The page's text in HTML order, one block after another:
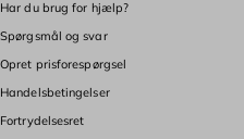
Har du brug for hjælp?
Spørgsmål og svar
Opret prisforespørgsel
Handelsbetingelser
Fortrydelsesret